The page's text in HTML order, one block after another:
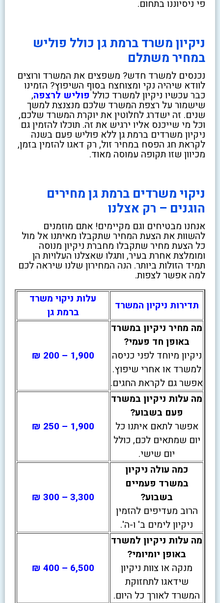
פי ניסיוננו בתחום.
ניקיון משרד ברמת גן כולל פוליש
במחיר משתלם
נכנסים למשרד חדש? משפצים את המשרד ורוצים
לוודא שיהיה נקי ומצוחצח בסוף השיפוץ? הזמינו
כבר עכשיו ניקיון למשרד כולל פוליש לרצפה,
שישמור על רצפת המשרד שלכם מנצנצת למשך
שנים. זה ישדרג לחלוטין את יוקרת המשרד שלכם,
וכל מי שייכנס אליו ירגיש את זה. תוכלו להזמין גם
ניקיון משרדים ברמת גן ללא פוליש פעם בשנה
לקראת חג הפסח במחיר זול, רק דאגו להזמין בזמן,
מכיוון שזו תקופה עמוסה מאוד.
ניקוי משרדים ברמת גן מחירים
הוגנים – רק אצלנו
אנחנו מבטיחים וגם מקיימים! אתם מוזמנים
להשוות את הצעת המחיר שתקבלו מאיתנו אל מול
כל הצעת מחיר שתקבלו מחברת ניקיון מנוסה
ומומלצת אחרת בעיר, ותגלו שאצלנו העלויות הן
תמיד הזולות ביותר. הנה המחירון שלנו שיראה לכם
למה אפשר לצפות.
תדירות ניקיון המשרד
עלות ניקוי משרד
ברמת גן
מה מחיר ניקיון במשרד
באופן חד פעמי?
ניקיון מיוחד לפני כניסה
למשרד או אחרי שיפוץ.
אפשר גם לקראת החגים.
1,900 – 200 ₪
מה עלות ניקיון במשרד
פעם בשבוע?
אפשר לתאם איתנו כל
יום שמתאים לכם, כולל
יום שישי.
1,900 – 250 ₪
כמה עולה ניקיון
במשרד פעמיים
בשבוע?
הרוב מעדיפים להזמין
ניקיון לימים ב' ו-ה'.
3,300 – 300 ₪
מה עלות ניקיון למשרד
באופן יומיומי?
מנקה או צוות ניקיון
שידאגו לתחזוקת
המשרד לאורך כל היום.
6,500 – 400 ₪